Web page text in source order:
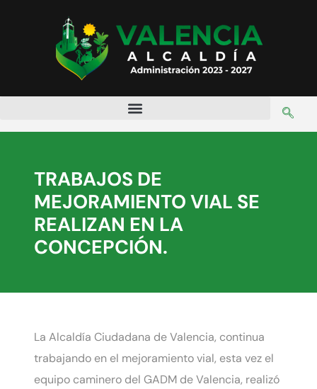
TRABAJOS DE
MEJORAMIENTO VIAL SE
REALIZAN EN LA
CONCEPCIÓN.
La Alcaldía Ciudadana de Valencia, continua
trabajando en el mejoramiento vial, esta vez el
equipo caminero del GADM de Valencia, realizó